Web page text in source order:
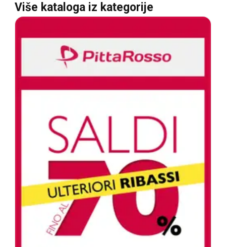
Više kataloga iz kategorije